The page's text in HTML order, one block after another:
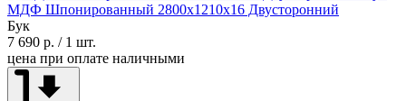
МДФ Шпонированный 2800х1210х16 Двусторонний
Бук
7 690 р. / 1 шт.
цена при оплате наличными